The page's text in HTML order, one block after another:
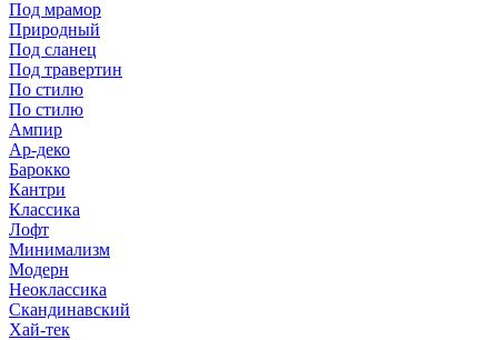
Под мрамор
Природный
Под сланец
Под травертин
По стилю
По стилю
Ампир
Ар-деко
Барокко
Кантри
Классика
Лофт
Минимализм
Модерн
Неоклассика
Скандинавский
Хай-тек